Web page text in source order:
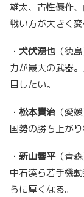
雄太、古性優作
戦い方が大きく変
・ 犬伏湧也 （徳
力が最大の武器
目したい。
・ 松本貴治 （愛
国勢の勝ち上が
・ 新山響平（青
中石湊ら若手機
らに厚くなる。